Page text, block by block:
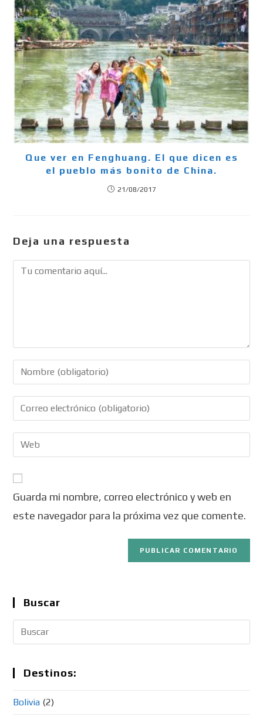
Que ver en Fenghuang. El que dicen es
el pueblo más bonito de China.
21/08/2017
Deja una respuesta
Guarda mi nombre, correo electrónico y web en
este navegador para la próxima vez que comente.
Buscar
Destinos:
Bolivia (2)